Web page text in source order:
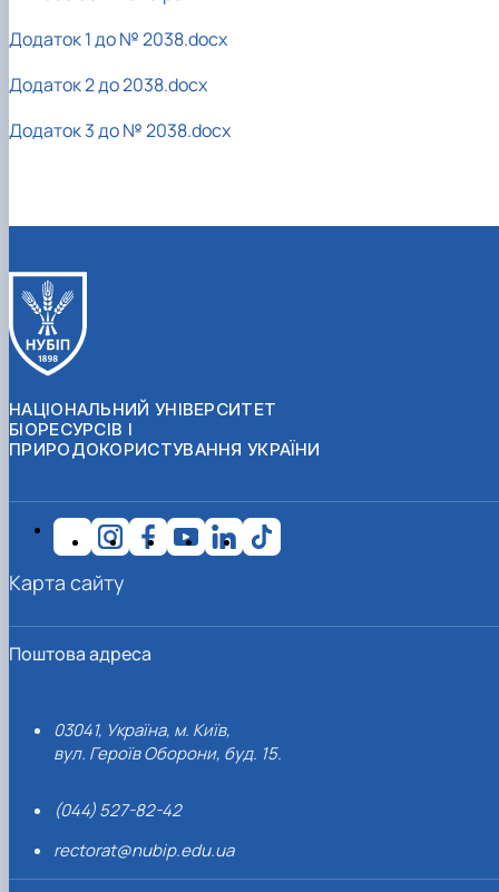
Додаток 1 до № 2038.docx
Додаток 2 до 2038.docx
Додаток 3 до № 2038.docx
НАЦІОНАЛЬНИЙ УНІВЕРСИТЕТ
БІОРЕСУРСІВ І
ПРИРОДОКОРИСТУВАННЯ УКРАЇНИ
Поштова адреса
03041, Україна, м. Київ,
вул. Героїв Оборони, буд. 15.
(044) 527-82-42
rectorat@nubip.edu.ua
Карта сайту